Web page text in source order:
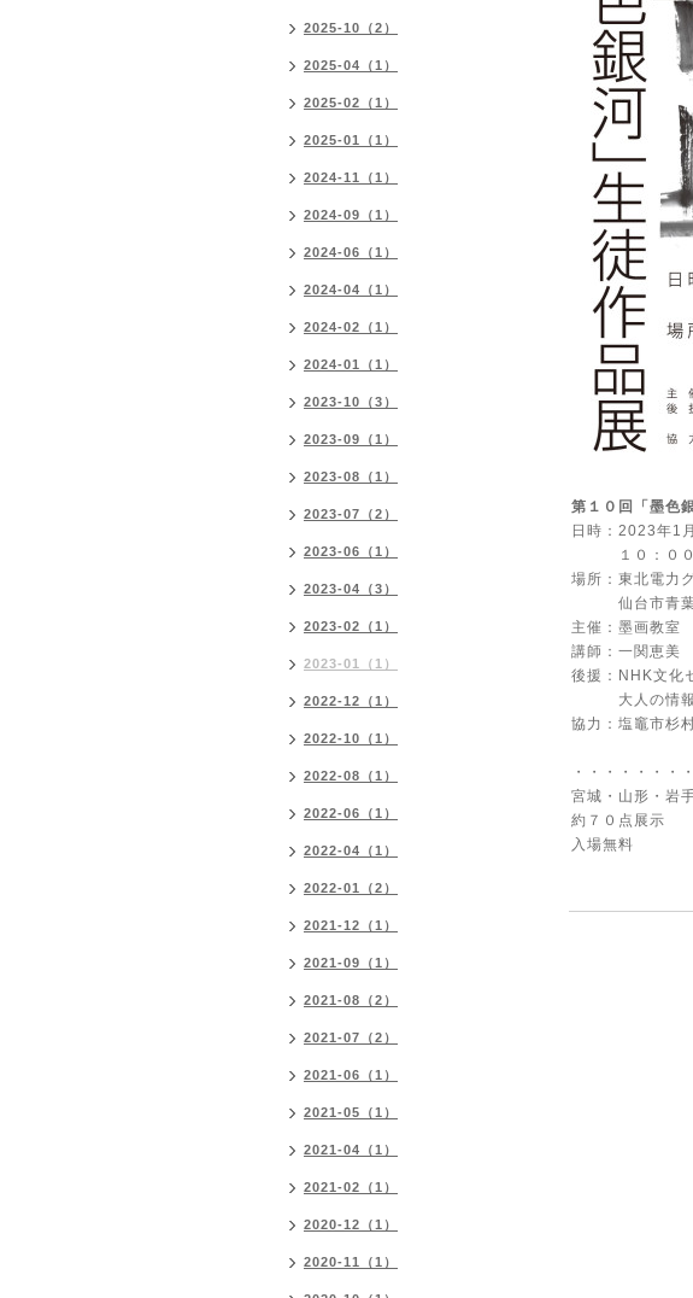
第１０回「墨色
日時：2023年1
１０：００～
場所：東北電力
仙台市青葉区
主催：墨画教室
講師：一関恵美
後援：NHK文化
大人の情報誌
協力：塩竈市杉
・・・・・・・
宮城・山形・岩
約７０点展示
入場無料
2025-10（2）
2025-04（1）
2025-02（1）
2025-01（1）
2024-11（1）
2024-09（1）
2024-06（1）
2024-04（1）
2024-02（1）
2024-01（1）
2023-10（3）
2023-09（1）
2023-08（1）
2023-07（2）
2023-06（1）
2023-04（3）
2023-02（1）
2023-01（1）
2022-12（1）
2022-10（1）
2022-08（1）
2022-06（1）
2022-04（1）
2022-01（2）
2021-12（1）
2021-09（1）
2021-08（2）
2021-07（2）
2021-06（1）
2021-05（1）
2021-04（1）
2021-02（1）
2020-12（1）
2020-11（1）